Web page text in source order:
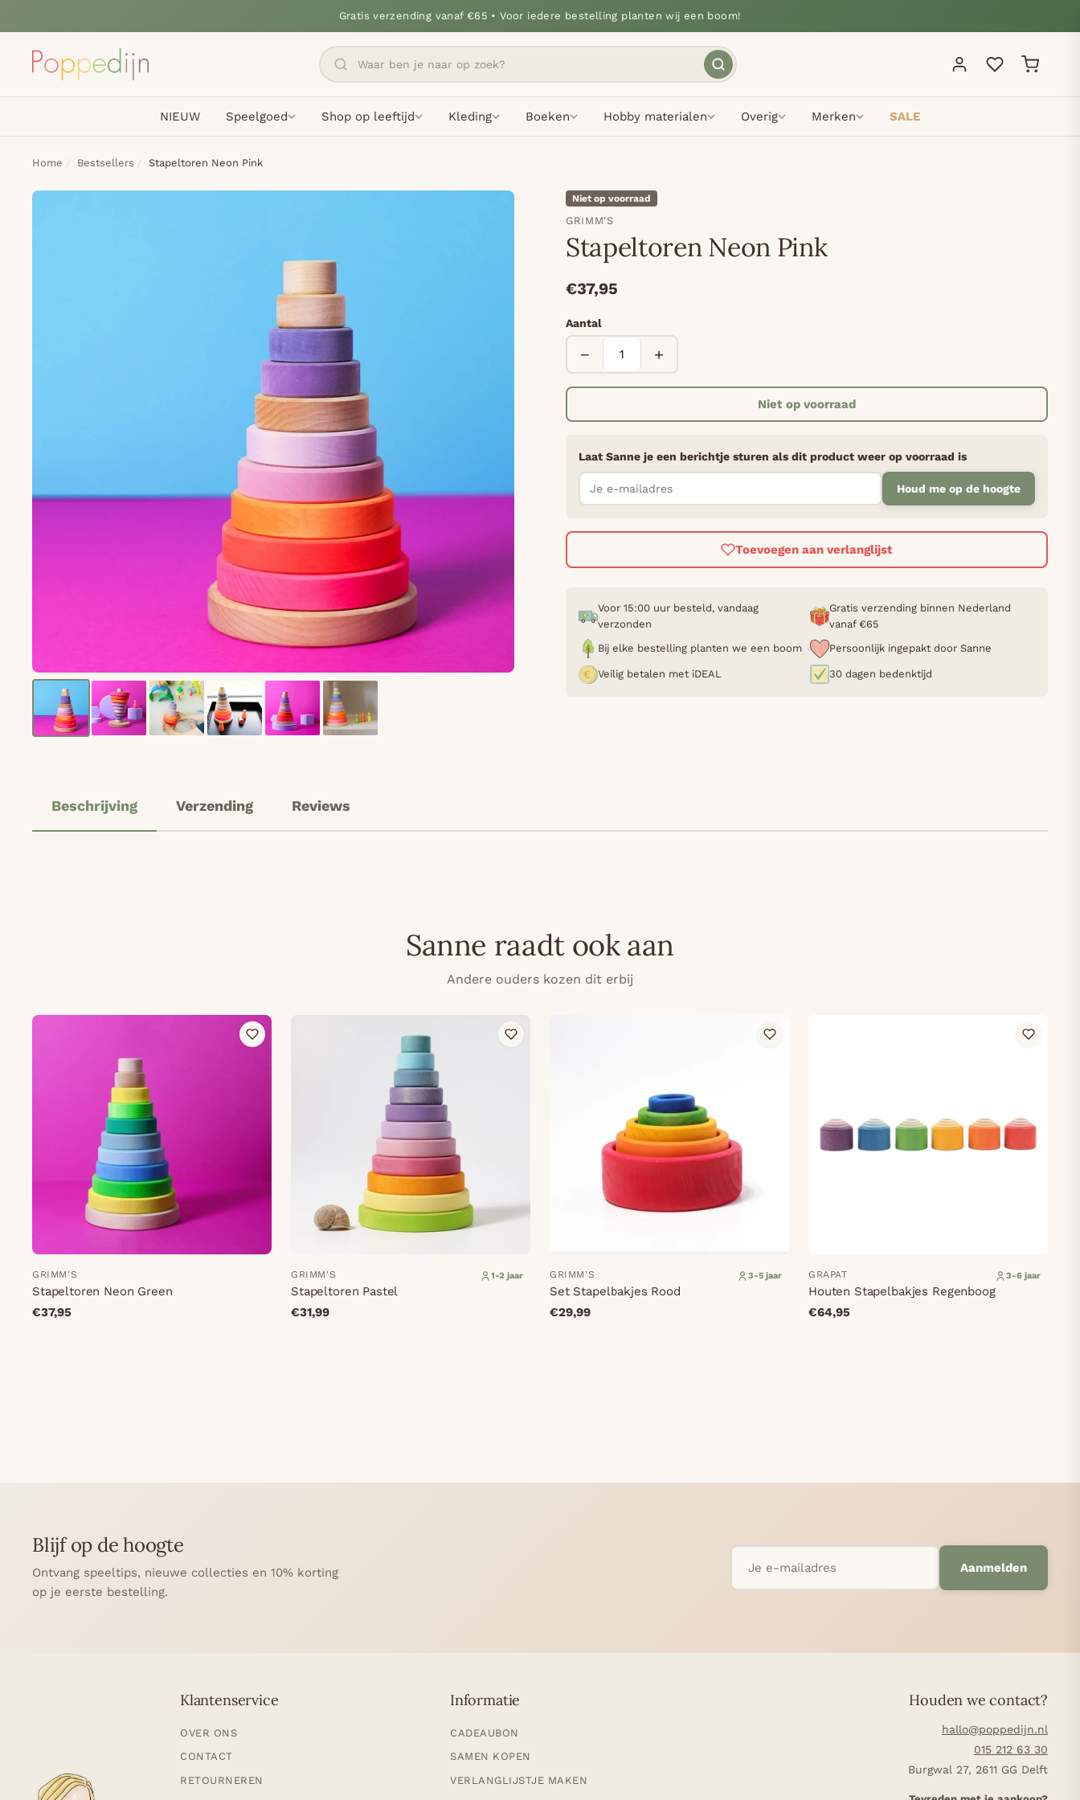
Gratis verzending vanaf €65 • Voor iedere bestelling planten wij een boom!
NIEUW Speelgoed Shop op leeftijd Kleding Boeken Hobby materialen Overig Merken SALE
Home Bestsellers Stapeltoren Neon Pink
Niet op voorraad
GRIMM'S
Stapeltoren Neon Pink
€37,95
Aantal
− +
Niet op voorraad
Laat Sanne je een berichtje sturen als dit product weer op voorraad is
Houd me op de hoogte
Toevoegen aan verlanglijst
Voor 15:00 uur besteld, vandaag
verzonden
Gratis verzending binnen Nederland
vanaf €65
Bij elke bestelling planten we een boom
Persoonlijk ingepakt door Sanne
Veilig betalen met iDEAL 30 dagen bedenktijd
Beschrijving Verzending Reviews
Sanne raadt ook aan
Andere ouders kozen dit erbij
GRIMM'S
Stapeltoren Neon Green
€37,95
GRIMM'S 1-2 jaar
Stapeltoren Pastel
€31,99
GRIMM'S 3-5 jaar
Set Stapelbakjes Rood
€29,99
GRAPAT 3-6 jaar
Houten Stapelbakjes Regenboog
€64,95
Blijf op de hoogte
Ontvang speeltips, nieuwe collecties en 10% korting
op je eerste bestelling.
Aanmelden
Klantenservice
OVER ONS
CONTACT
RETOURNEREN
Informatie
CADEAUBON
SAMEN KOPEN
VERLANGLIJSTJE MAKEN
Houden we contact?
hallo@poppedijn.nl
015 212 63 30
Burgwal 27, 2611 GG Delft